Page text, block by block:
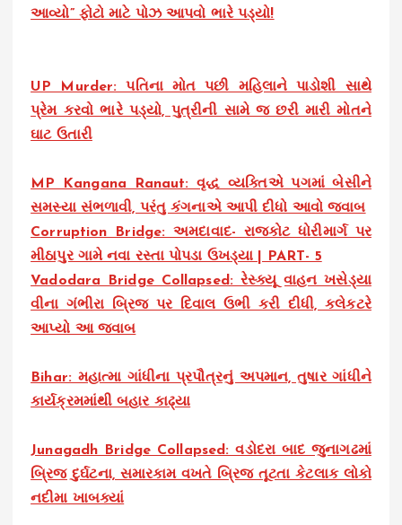
આવ્યો” ફોટો માટે પોઝ આપવો ભારે પડ્યો!
UP Murder: પતિના મોત પછી મહિલાને પાડોશી સાથે
પ્રેમ કરવો ભારે પડ્યો, પુત્રીની સામે જ છરી મારી મોતને
ઘાટ ઉતારી
MP Kangana Ranaut: વૃદ્ધ વ્યક્તિએ પગમાં બેસીને
સમસ્યા સંભળાવી, પરંતુ કંગનાએ આપી દીધો આવો જવાબ
Corruption Bridge: અમદાવાદ- રાજકોટ ધોરીમાર્ગ પર
મીઠાપુર ગામે નવા રસ્તા પોપડા ઉખડ્યા | PART- 5
Vadodara Bridge Collapsed: રેસ્ક્યૂ વાહન ખસેડ્યા
વીના ગંભીરા બ્રિજ પર દિવાલ ઉભી કરી દીધી, કલેકટરે
આપ્યો આ જવાબ
Bihar: મહાત્મા ગાંધીના પ્રપૌત્રનું અપમાન, તુષાર ગાંધીને
કાર્યક્રમમાંથી બહાર કાઢ્યા
Junagadh Bridge Collapsed: વડોદરા બાદ જુનાગઢમાં
બ્રિજ દુર્ઘટના, સમારકામ વખતે બ્રિજ તૂટતા કેટલાક લોકો
નદીમા ખાબક્યાં